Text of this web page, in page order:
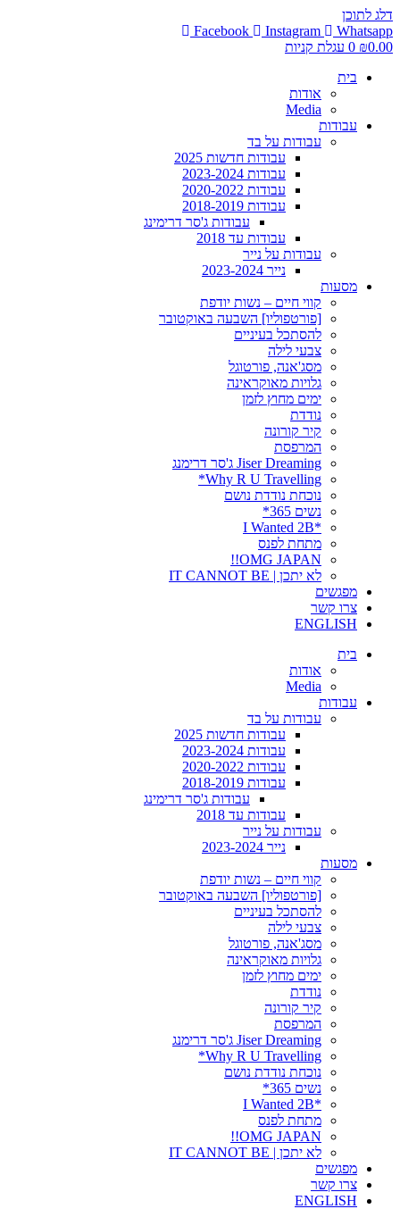
דלג לתוכן
Facebook
Instagram
Whatsapp
₪0.00
0 עגלת קניות
בית
אודות
Media
עבודות
עבודות על בד
עבודות חדשות 2025
עבודות 2023-2024
עבודות 2020-2022
עבודות 2018-2019
עבודות ג'סר דרימינג
עבודות עד 2018
עבודות על נייר
נייר 2023-2024
מסעות
קווי חיים – נשות יודפת
[פורטפוליו] השבעה באוקטובר
להסתכל בעיניים
צבעי לילה
מסג'אנה, פורטוגל
גלויות מאוקראינה
ימים מחוץ לזמן
נודדת
קיר קורונה
המרפסת
Jiser Dreaming ג'סר דרימנג
Why R U Travelling*
נוכחת נודדת נושם
נשים 365*
*I Wanted 2B
מתחת לפנס
OMG JAPAN!!
לא יתכן | IT CANNOT BE
מפגשים
צרו קשר
ENGLISH
בית
אודות
Media
עבודות
עבודות על בד
עבודות חדשות 2025
עבודות 2023-2024
עבודות 2020-2022
עבודות 2018-2019
עבודות ג'סר דרימינג
עבודות עד 2018
עבודות על נייר
נייר 2023-2024
מסעות
קווי חיים – נשות יודפת
[פורטפוליו] השבעה באוקטובר
להסתכל בעיניים
צבעי לילה
מסג'אנה, פורטוגל
גלויות מאוקראינה
ימים מחוץ לזמן
נודדת
קיר קורונה
המרפסת
Jiser Dreaming ג'סר דרימנג
Why R U Travelling*
נוכחת נודדת נושם
נשים 365*
*I Wanted 2B
מתחת לפנס
OMG JAPAN!!
לא יתכן | IT CANNOT BE
מפגשים
צרו קשר
ENGLISH